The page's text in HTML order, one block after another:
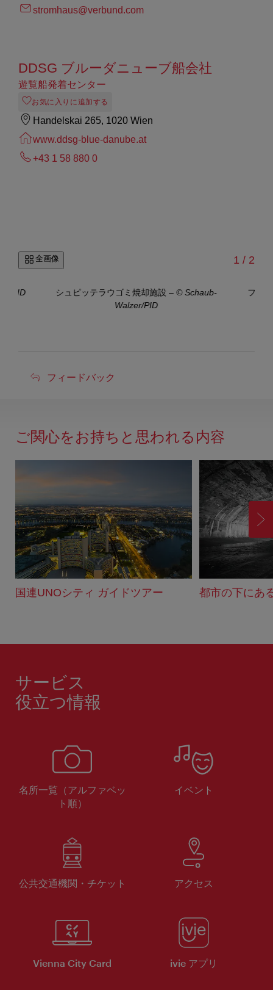
stromhaus@verbund.com
DDSG ブルーダニューブ船会社
遊覧船発着センター
お気に入りに追加する
Handelskai 265, 1020 Wien
www.ddsg-blue-danube.at
+43 1 58 880 0
全画像 1 // 2
PID シュピッテラウゴミ焼却施設 –© Schaub-
Walzer/PID
フロ
フ
ド
フィードバック
ご関心をお持ちと思われる内容
国連UNOシティ ガイドツアー 都市の下にあ
進
む
サービス
役立つ情報
名所一覧（アルファベッ
ト順）
イベント
公共交通機関・チケット アクセス
Vienna City Card ivie アプリ